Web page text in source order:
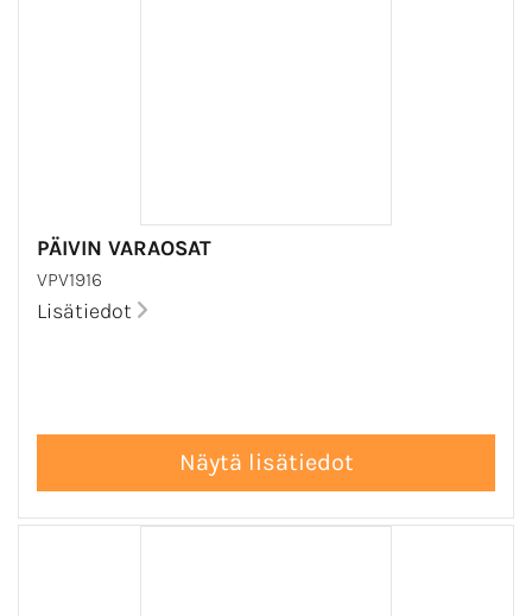
PÄIVIN VARAOSAT
VPV1916
Lisätiedot